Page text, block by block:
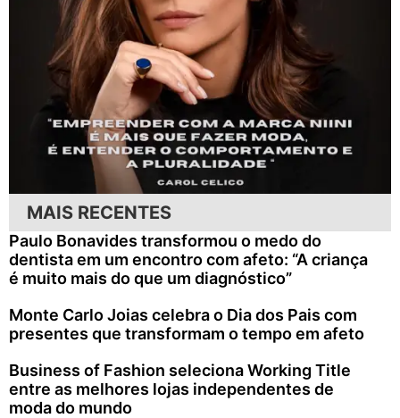
MAIS RECENTES
Paulo Bonavides transformou o medo do
dentista em um encontro com afeto: “A criança
é muito mais do que um diagnóstico”
Monte Carlo Joias celebra o Dia dos Pais com
presentes que transformam o tempo em afeto
Business of Fashion seleciona Working Title
entre as melhores lojas independentes de
moda do mundo